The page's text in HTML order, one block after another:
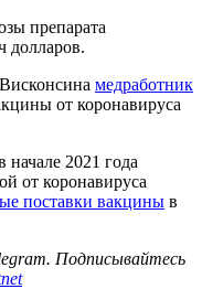
препарата
долларов.
медработник
от коронавируса
2021 года
от коронавируса
поставки вакцины в
Подписывайтесь